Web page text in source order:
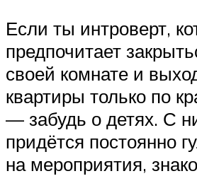
Если ты интроверт,
предпочитает
своей комнате и
квартиры только по
— забудь о детях. С
придётся постоянно
на мероприятия,